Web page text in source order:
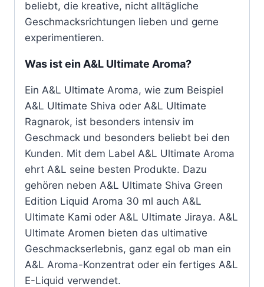
beliebt, die kreative, nicht alltägliche
Geschmacksrichtungen lieben und gerne
experimentieren.
Was ist ein A&L Ultimate Aroma?
Ein A&L Ultimate Aroma, wie zum Beispiel
A&L Ultimate Shiva oder A&L Ultimate
Ragnarok, ist besonders intensiv im
Geschmack und besonders beliebt bei den
Kunden. Mit dem Label A&L Ultimate Aroma
ehrt A&L seine besten Produkte. Dazu
gehören neben A&L Ultimate Shiva Green
Edition Liquid Aroma 30 ml auch A&L
Ultimate Kami oder A&L Ultimate Jiraya. A&L
Ultimate Aromen bieten das ultimative
Geschmackserlebnis, ganz egal ob man ein
A&L Aroma-Konzentrat oder ein fertiges A&L
E-Liquid verwendet.